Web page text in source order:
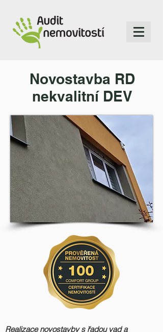
Novostavba RD
nekvalitní DEV
Realizace novostavby s řadou vad a